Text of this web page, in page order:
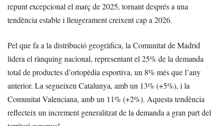
repunt excepcional el març de 2025, tornant després a una
tendència estable i lleugerament creixent cap a 2026.
Pel que fa a la distribució geogràfica, la Comunitat de Madrid
lidera el rànquing nacional, representant el 25% de la demanda
total de productes d’ortopèdia esportiva, un 8% més que l’any
anterior. La segueixen Catalunya, amb un 13% (+5%), i la
Comunitat Valenciana, amb un 11% (+2%). Aquesta tendència
reflecteix un increment generalitzat de la demanda a gran part del